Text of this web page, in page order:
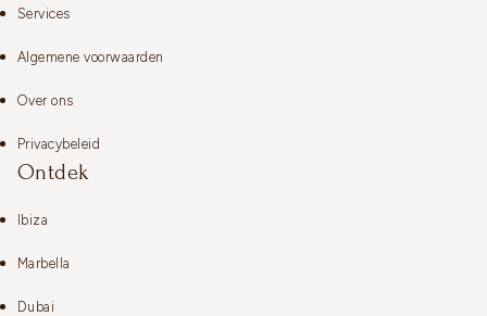
Services
Algemene voorwaarden
Over ons
Privacybeleid
Ontdek
Ibiza
Marbella
Dubai